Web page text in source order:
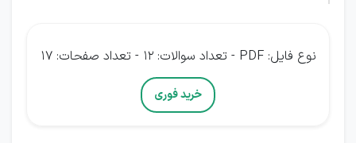
نوع فایل: PDF - تعداد سوالات: 12 - تعداد صفحات: 17
خرید فوری